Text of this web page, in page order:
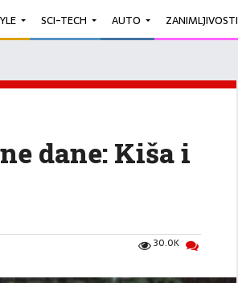
SCI-TECH AUTO ZANIMLJIVOSTI
dane: Kiša i
30.0K